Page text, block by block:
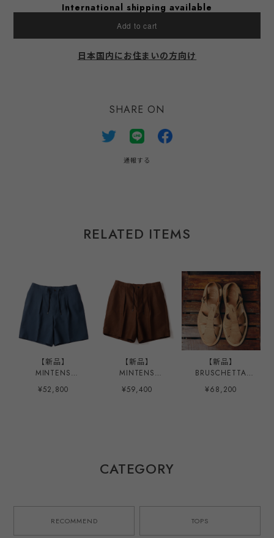
International shipping available
Add to cart
日本国内にお住まいの方向け
SHARE ON
通報する
RELATED ITEMS
【新品】
MINTENS
Vintage made in
ENGLAND Fabric
ブルー 日本製 ゴ
ムウエスト ウール
¥52,800
【新品】
MINTENS
SPENCE BRYSON
Irish Linen made
／ スペンスブライ
を使用したタック
¥59,400
【新品】
BRUSCHETTA
SHOES MINTES
限定モデル
¥68,200
CATEGORY
RECOMMEND TOPS